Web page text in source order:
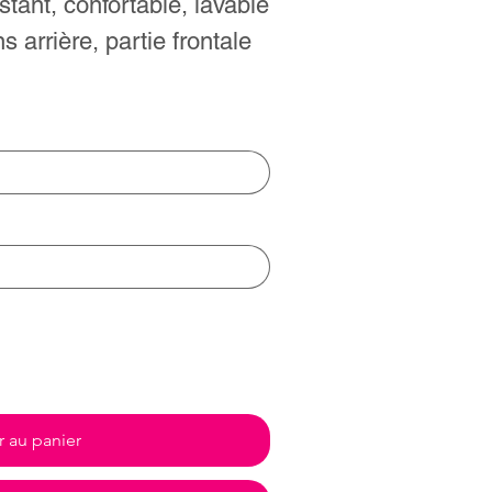
arrière, partie frontale
au panier